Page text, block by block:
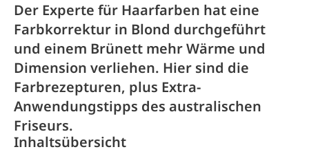
Der Experte für Haarfarben hat eine
Farbkorrektur in Blond durchgeführt
und einem Brünett mehr Wärme und
Dimension verliehen. Hier sind die
Farbrezepturen, plus Extra-
Anwendungstipps des australischen
Friseurs.
Inhaltsübersicht